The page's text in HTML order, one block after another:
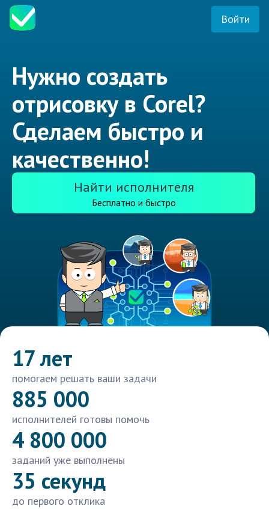
Войти
Нужно создать
отрисовку в Corel?
Сделаем быстро и
качественно!
Найти исполнителя
Бесплатно и быстро
17 лет
помогаем решать ваши задачи
885 000
исполнителей готовы помочь
4 800 000
заданий уже выполнены
35 секунд
до первого отклика